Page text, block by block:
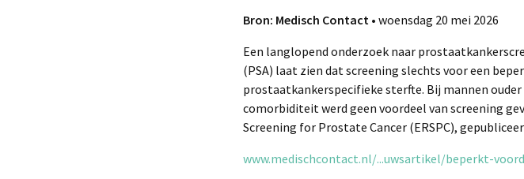
Bron: Medisch Contact • woensdag 20 mei 2026
Een langlopend onderzoek naar
(PSA) laat zien dat screening slechts voor een
prostaatkankerspecifieke sterfte. Bij mannen
comorbiditeit werd geen voordeel van screening
Screening for Prostate Cancer (ERSPC),
www.medischcontact.nl/...uwsartikel/beperkt-